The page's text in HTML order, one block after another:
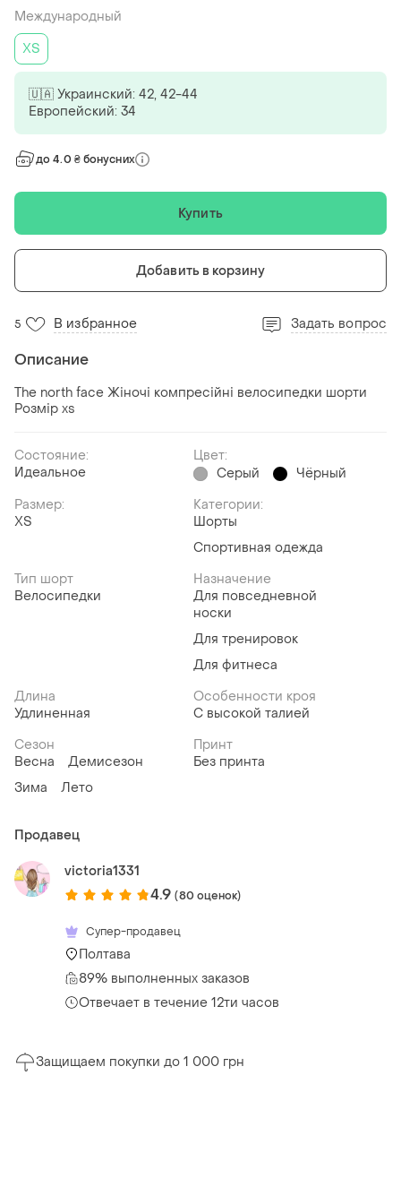
Международный
ХS
🇺🇦 Украинский: 42, 42-44
Европейский: 34
до 4.0 ₴ бонусних
Купить
Добавить в корзину
5 В избранное Задать вопрос
Описание
The north face Жіночі компресійні велосипедки шорти
Розмір xs
Состояние:
Идеальное
Цвет:
Серый
Чёрный
Размер:
ХS
Категории:
Шорты
Спортивная одежда
Тип шорт
Велосипедки
Назначение
Для повседневной
носки
Для тренировок
Для фитнеса
Длина
Удлиненная
Особенности кроя
С высокой талией
Сезон
Весна
Демисезон
Зима
Лето
Принт
Без принта
Продавец
victoria1331
4.9 (80 оценок)
Супер-продавец
Полтава
89% выполненных заказов
Отвечает в течение 12ти часов
Защищаем покупки до 1 000 грн